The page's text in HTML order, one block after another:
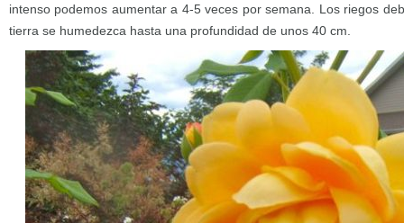
intenso podemos aumentar a 4-5 veces por semana. Los riegos
tierra se humedezca hasta una profundidad de unos 40 cm.